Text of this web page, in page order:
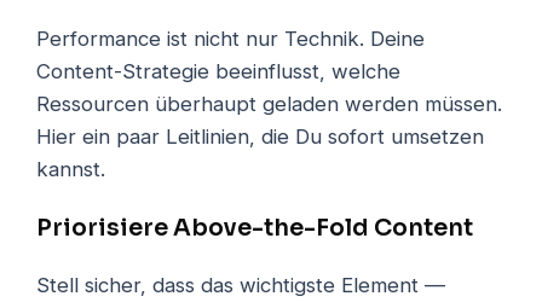
Performance ist nicht nur Technik. Deine
Content-Strategie beeinflusst, welche
Ressourcen überhaupt geladen werden müssen.
Hier ein paar Leitlinien, die Du sofort umsetzen
kannst.
Priorisiere Above-the-Fold Content
Stell sicher, dass das wichtigste Element —